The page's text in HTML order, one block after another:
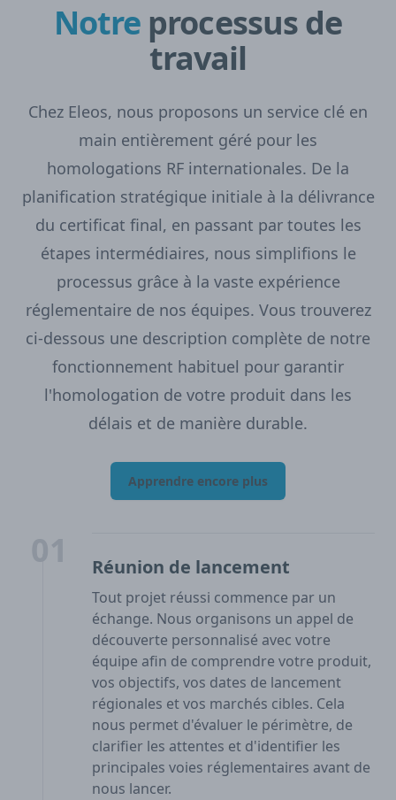
Notre processus de
travail
Chez Eleos, nous proposons un service clé en
main entièrement géré pour les
homologations RF internationales. De la
planification stratégique initiale à la délivrance
du certificat final, en passant par toutes les
étapes intermédiaires, nous simplifions le
processus grâce à la vaste expérience
réglementaire de nos équipes. Vous trouverez
ci-dessous une description complète de notre
fonctionnement habituel pour garantir
l'homologation de votre produit dans les
délais et de manière durable.
Apprendre encore plus
Réunion de lancement
Tout projet réussi commence par un
échange. Nous organisons un appel de
découverte personnalisé avec votre
équipe afin de comprendre votre produit,
vos objectifs, vos dates de lancement
régionales et vos marchés cibles. Cela
nous permet d'évaluer le périmètre, de
clarifier les attentes et d'identifier les
principales voies réglementaires avant de
nous lancer.